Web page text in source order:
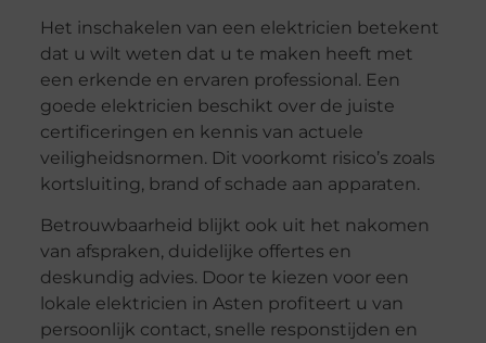
Het inschakelen van een elektricien betekent
dat u wilt weten dat u te maken heeft met
een erkende en ervaren professional. Een
goede elektricien beschikt over de juiste
certificeringen en kennis van actuele
veiligheidsnormen. Dit voorkomt risico’s zoals
kortsluiting, brand of schade aan apparaten.
Betrouwbaarheid blijkt ook uit het nakomen
van afspraken, duidelijke offertes en
deskundig advies. Door te kiezen voor een
lokale elektricien in Asten profiteert u van
persoonlijk contact, snelle responstijden en